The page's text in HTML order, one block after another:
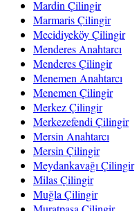
Mardin Çilingir
Marmaris Çilingir
Mecidiyeköy Çilingir
Menderes Anahtarcı
Menderes Çilingir
Menemen Anahtarcı
Menemen Çilingir
Merkez Çilingir
Merkezefendi Çilingir
Mersin Anahtarcı
Mersin Çilingir
Meydankavağı Çilingir
Milas Çilingir
Muğla Çilingir